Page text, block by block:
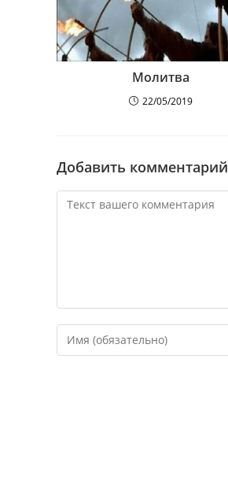
Молитва
22/05/2019
Добавить комментарий